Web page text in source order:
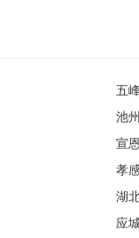
五
池
宣
孝
湖
应